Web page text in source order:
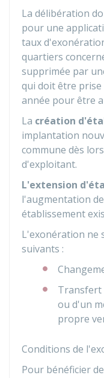
La délibération
pour une
taux
quartiers
supprimée par
qui doit être prise
année pour être
La création
implantation
commune dès
d'exploitant.
L'extension
l'augmentation
établissement
L'exonération ne
suivants :
Transfert
ou d'un
propre
Conditions de
Pour bénéficier